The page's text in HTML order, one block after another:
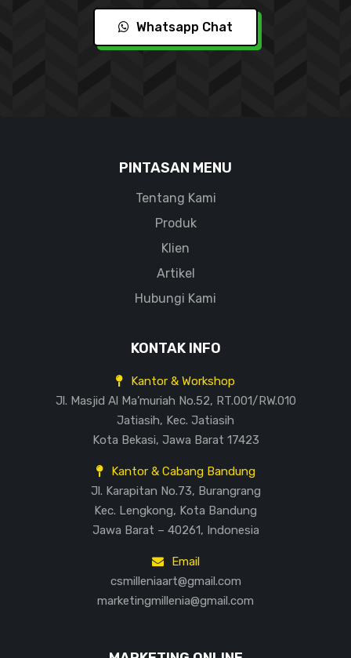
Whatsapp Chat
PINTASAN MENU
Tentang Kami
Produk
Klien
Artikel
Hubungi Kami
KONTAK INFO
Kantor & Workshop
Jl. Masjid Al Ma’muriah No.52, RT.001/RW.010
Jatiasih, Kec. Jatiasih
Kota Bekasi, Jawa Barat 17423
Kantor & Cabang Bandung
Jl. Karapitan No.73, Burangrang
Kec. Lengkong, Kota Bandung
Jawa Barat – 40261, Indonesia
Email
csmilleniaart@gmail.com
marketingmillenia@gmail.com